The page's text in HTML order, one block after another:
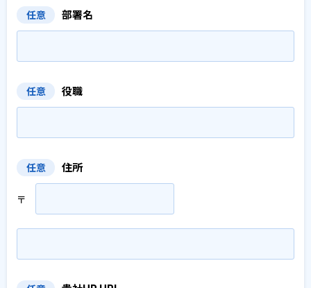
任意 部署名
任意 役職
任意 住所
〒